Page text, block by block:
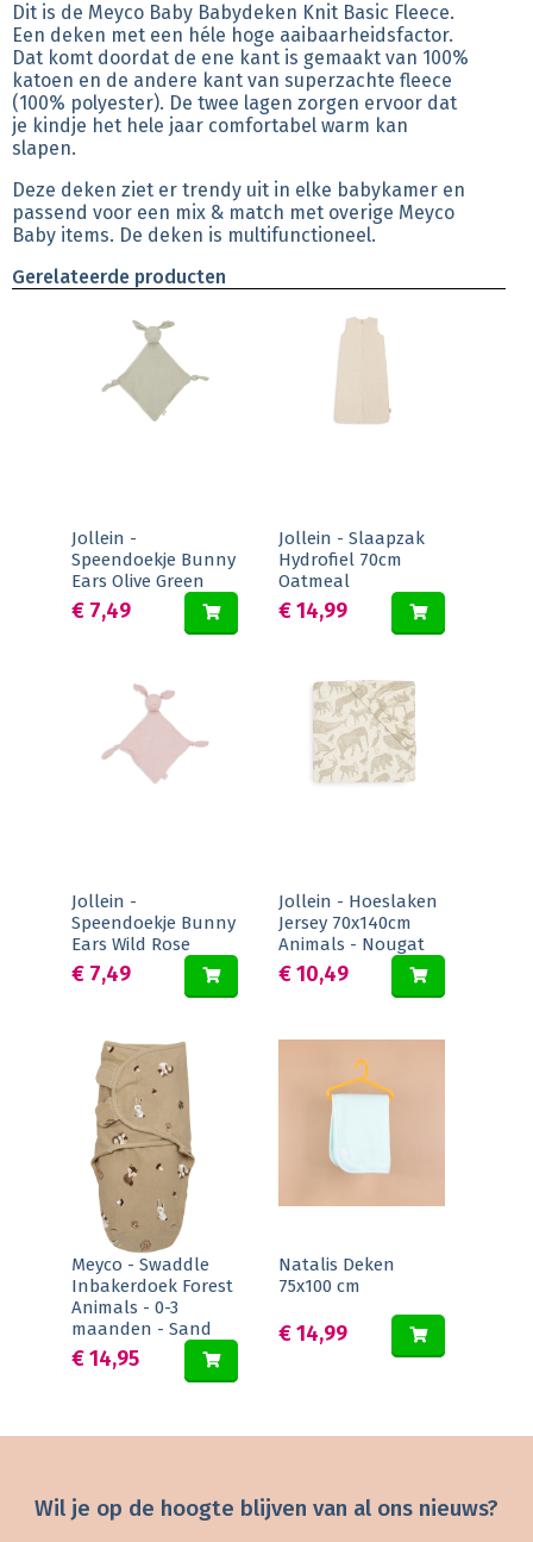
Dit is de Meyco Baby Babydeken Knit Basic Fleece.
Een deken met een héle hoge aaibaarheidsfactor.
Dat komt doordat de ene kant is gemaakt van 100%
katoen en de andere kant van superzachte fleece
(100% polyester). De twee lagen zorgen ervoor dat
je kindje het hele jaar comfortabel warm kan
slapen.
Deze deken ziet er trendy uit in elke babykamer en
passend voor een mix & match met overige Meyco
Baby items. De deken is multifunctioneel.
Gerelateerde producten
Jollein -
Speendoekje Bunny
Ears Olive Green
€ 7,49
Jollein - Slaapzak
Hydrofiel 70cm
Oatmeal
€ 14,99
Jollein -
Speendoekje Bunny
Ears Wild Rose
€ 7,49
Jollein - Hoeslaken
Jersey 70x140cm
Animals - Nougat
€ 10,49
Meyco - Swaddle
Inbakerdoek Forest
Animals - 0-3
maanden - Sand
€ 14,95
Natalis Deken
75x100 cm
€ 14,99
Wil je op de hoogte blijven van al ons nieuws?